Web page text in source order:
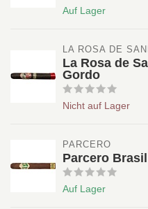
Auf Lager
LA ROSA DE
La Rosa de
Gordo
Nicht auf Lager
PARCERO
Parcero
Auf Lager